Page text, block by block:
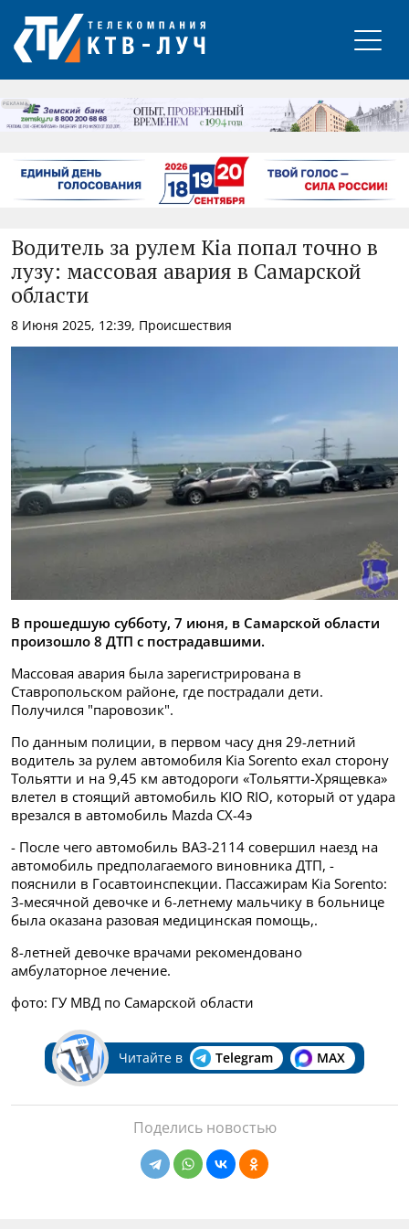
РЕКЛАМА
Водитель за рулем Kia попал точно в
лузу: массовая авария в Самарской
области
8 Июня 2025, 12:39, Происшествия
В прошедшую субботу, 7 июня, в Самарской области
произошло 8 ДТП с пострадавшими.
Массовая авария была зарегистрирована в
Ставропольском районе, где пострадали дети.
Получился "паровозик".
По данным полиции, в первом часу дня 29-летний
водитель за рулем автомобиля Kia Sorento ехал сторону
Тольятти и на 9,45 км автодороги «Тольятти-Хрящевка»
влетел в стоящий автомобиль KIO RIO, который от удара
врезался в автомобиль Mazda CX-4э
- После чего автомобиль ВАЗ-2114 совершил наезд на
автомобиль предполагаемого виновника ДТП, -
пояснили в Госавтоинспекции. Пассажирам Kia Sorento:
3-месячной девочке и 6-летнему мальчику в больнице
была оказана разовая медицинская помощь,.
8-летней девочке врачами рекомендовано
амбулаторное лечение.
фото: ГУ МВД по Самарской области
Читайте в Telegram MAX
Поделись новостью